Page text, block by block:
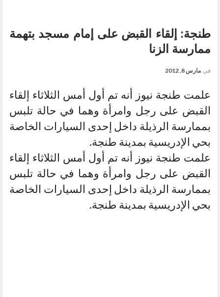
طنجة: إلقاء القبض على إمام مسجد بتهمة
ممارسة الزنا
في مارس 8, 2012
علمت طنجة نيوز أنه تم أول أمس الثلاثاء إلقاء
القبض على رجل وامرأة وهما في حالة تلبس
بممارسة الرذيلة داخل إحدى السيارات الخاصة
بحي الإدريسية بمدينة طنجة.
علمت طنجة نيوز أنه تم أول أمس الثلاثاء إلقاء
القبض على رجل وامرأة وهما في حالة تلبس
بممارسة الرذيلة داخل إحدى السيارات الخاصة
بحي الإدريسية بمدينة طنجة.